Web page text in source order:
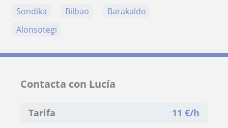
Sondika
Bilbao
Barakaldo
Alonsotegi
Contacta con Lucía
Tarifa 11 €/h